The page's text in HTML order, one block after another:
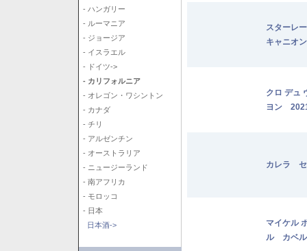
- ハンガリー
- ルーマニア
- ジョージア
- イスラエル
- ドイツ->
- カリフォルニア
- オレゴン・ワシントン
- カナダ
- チリ
- アルゼンチン
- オーストラリア
- ニュージーランド
- 南アフリカ
- モロッコ
- 日本
日本酒->
スターレ
キャニオ
クロ デュ
ヨン
カレラ
マイケル
ル カベ